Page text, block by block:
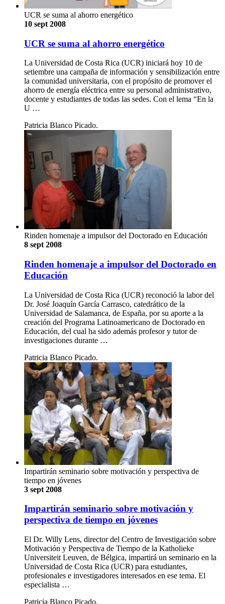
UCR se suma al ahorro energético
10 sept 2008
UCR se suma al ahorro energético
La Universidad de Costa Rica (UCR) iniciará hoy 10 de
setiembre una campaña de información y sensibilización entre
la comunidad universitaria, con el propósito de promover el
ahorro de energía eléctrica entre su personal administrativo,
docente y estudiantes de todas las sedes. Con el lema “En la
U …
Patricia Blanco Picado.
Rinden homenaje a impulsor del Doctorado en Educación
8 sept 2008
Rinden homenaje a impulsor del Doctorado en
Educación
La Universidad de Costa Rica (UCR) reconoció la labor del
Dr. José Joaquín García Carrasco, catedrático de la
Universidad de Salamanca, de España, por su aporte a la
creación del Programa Latinoamericano de Doctorado en
Educación, del cual ha sido además profesor y tutor de
investigaciones durante …
Patricia Blanco Picado.
Impartirán seminario sobre motivación y perspectiva de
tiempo en jóvenes
3 sept 2008
Impartirán seminario sobre motivación y
perspectiva de tiempo en jóvenes
El Dr. Willy Lens, director del Centro de Investigación sobre
Motivación y Perspectiva de Tiempo de la Katholieke
Universiteit Leuven, de Bélgica, impartirá un seminario en la
Universidad de Costa Rica (UCR) para estudiantes,
profesionales e investigadores interesados en ese tema. El
especialista …
Patricia Blanco Picado.